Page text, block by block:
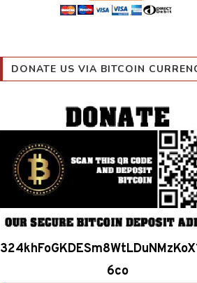
DONATE US VIA BITCOIN
6co